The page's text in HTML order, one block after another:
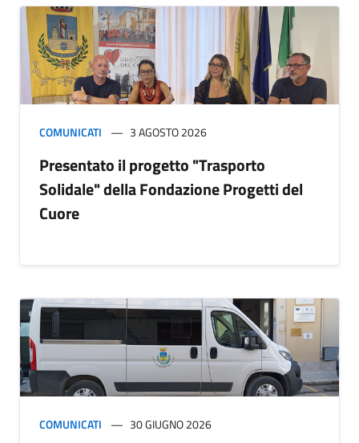
COMUNICATI 3 AGOSTO 2026
Presentato il progetto "Trasporto
Solidale" della Fondazione Progetti del
Cuore
COMUNICATI 30 GIUGNO 2026